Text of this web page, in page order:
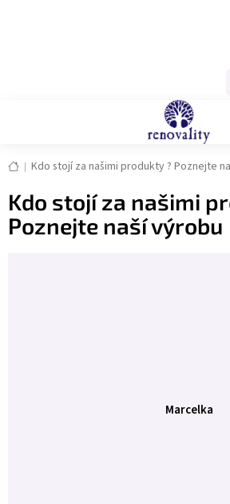
Domů
Kdo stojí za našimi produkty ? Poznejte
Kdo stojí za našimi
Poznejte naší výrobu
Marcelka